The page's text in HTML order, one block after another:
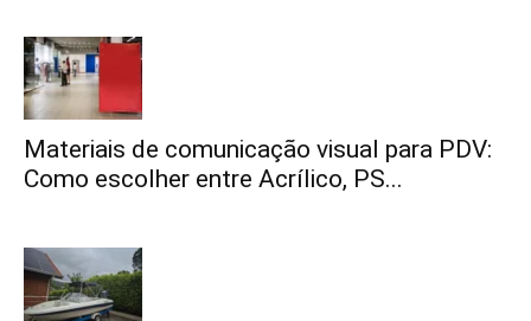
Materiais de comunicação visual para PDV:
Como escolher entre Acrílico, PS...